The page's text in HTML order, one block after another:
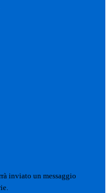
inviato un messaggio